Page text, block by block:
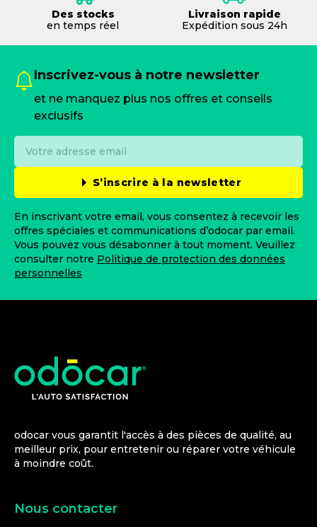
Des stocks
en temps réel
Livraison rapide
Expédition sous 24h
Inscrivez-vous à notre newsletter
et ne manquez plus nos offres et conseils
exclusifs
S’inscrire à la newsletter
En inscrivant votre email, vous consentez à recevoir les
offres spéciales et communications d’odocar par email.
Vous pouvez vous désabonner à tout moment. Veuillez
consulter notre Politique de protection des données
personnelles
odocar vous garantit l'accès à des pièces de qualité, au
meilleur prix, pour entretenir ou réparer votre véhicule
à moindre coût.
Nous contacter